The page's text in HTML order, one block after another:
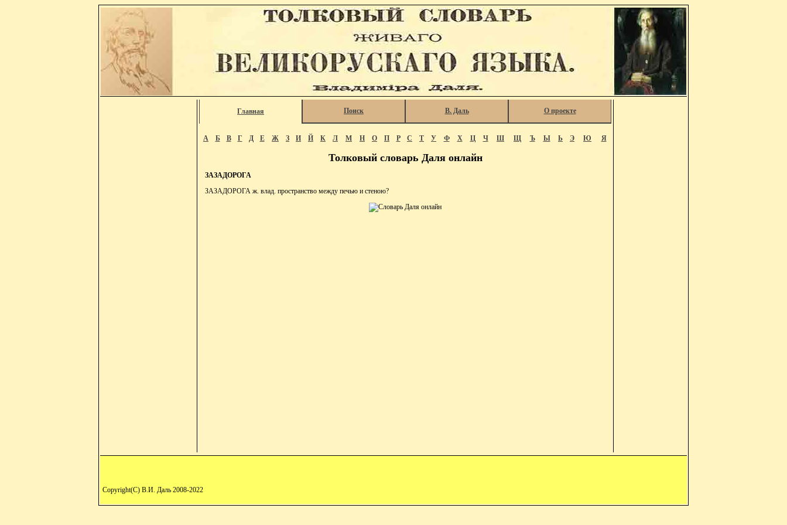
Главная Поиск В. Даль О проекте
А Б В Г Д Е Ж З И Й К Л М Н О П Р С Т У Ф Х Ц Ч Ш Щ Ъ Ы Ь Э Ю Я
Толковый словарь Даля онлайн
ЗАЗАДОРОГА
ЗАЗАДОРОГА ж. влад. пространство между печью и стеною?
Copyright(C) В.И. Даль 2008-2022